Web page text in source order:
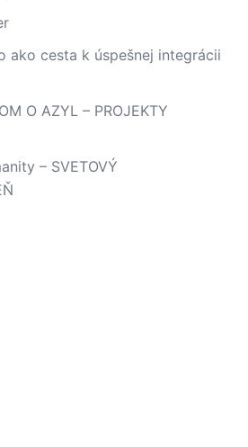
ako cesta k úspešnej integrácii
O AZYL – PROJEKTY
– SVETOVÝ